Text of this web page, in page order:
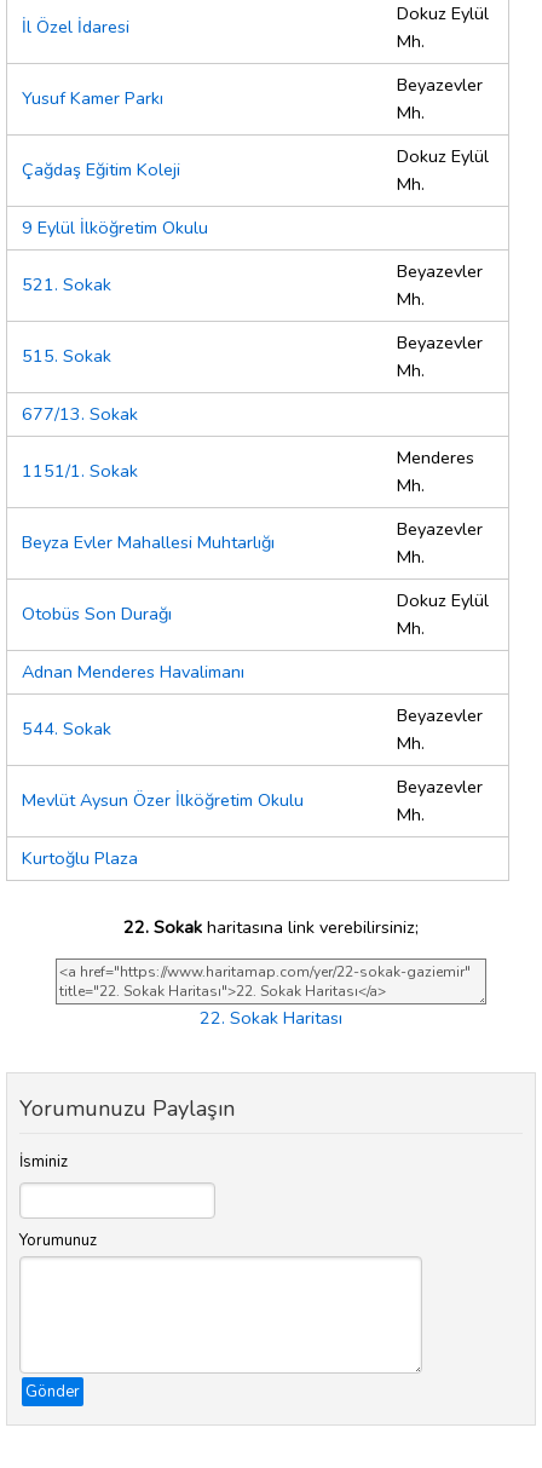
İl Özel İdaresi
Dokuz Eylül
Mh.
Yusuf Kamer Parkı
Beyazevler
Mh.
Çağdaş Eğitim Koleji
Dokuz Eylül
Mh.
9 Eylül İlköğretim Okulu
521. Sokak
Beyazevler
Mh.
515. Sokak
Beyazevler
Mh.
677/13. Sokak
1151/1. Sokak
Menderes
Mh.
Beyza Evler Mahallesi Muhtarlığı
Beyazevler
Mh.
Otobüs Son Durağı
Dokuz Eylül
Mh.
Adnan Menderes Havalimanı
544. Sokak
Beyazevler
Mh.
Mevlüt Aysun Özer İlköğretim Okulu
Beyazevler
Mh.
Kurtoğlu Plaza
22. Sokak haritasına link verebilirsiniz;
22. Sokak Haritası
Yorumunuzu Paylaşın
İsminiz
Yorumunuz
Gönder